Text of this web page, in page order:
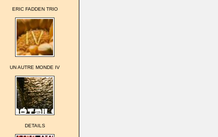
ERIC FADDEN TRIO
UN AUTRE MONDE IV
DETAILS